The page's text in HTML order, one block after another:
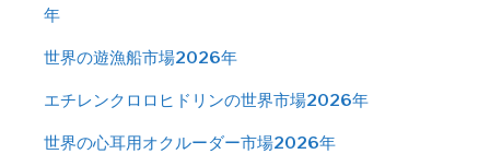
年
世界の遊漁船市場2026年
エチレンクロロヒドリンの世界市場2026年
世界の心耳用オクルーダー市場2026年